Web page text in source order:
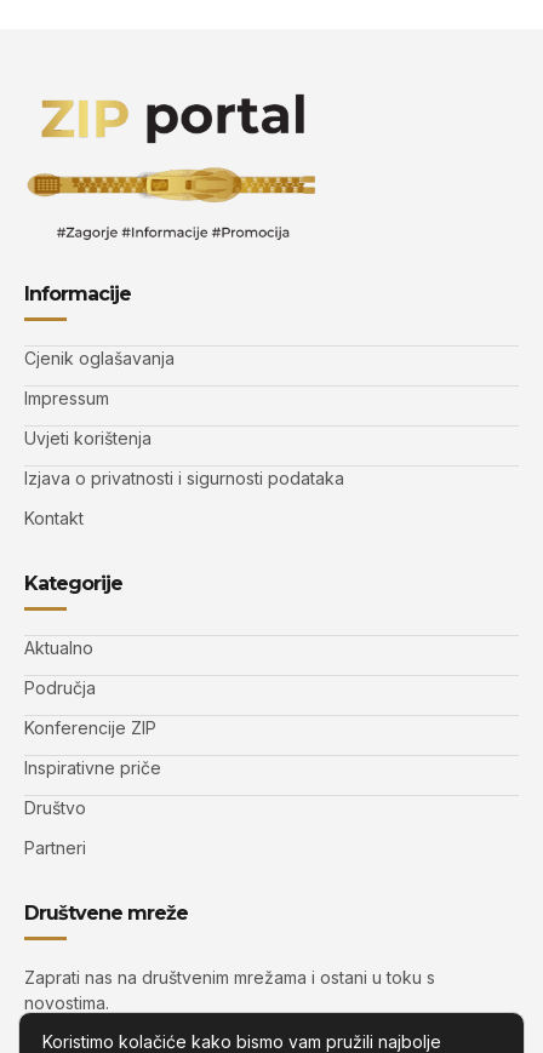
Informacije
Cjenik oglašavanja
Impressum
Uvjeti korištenja
Izjava o privatnosti i sigurnosti podataka
Kontakt
Kategorije
Aktualno
Područja
Konferencije ZIP
Inspirativne priče
Društvo
Partneri
Društvene mreže
Zaprati nas na društvenim mrežama i ostani u toku s
novostima.
Koristimo kolačiće kako bismo vam pružili najbolje